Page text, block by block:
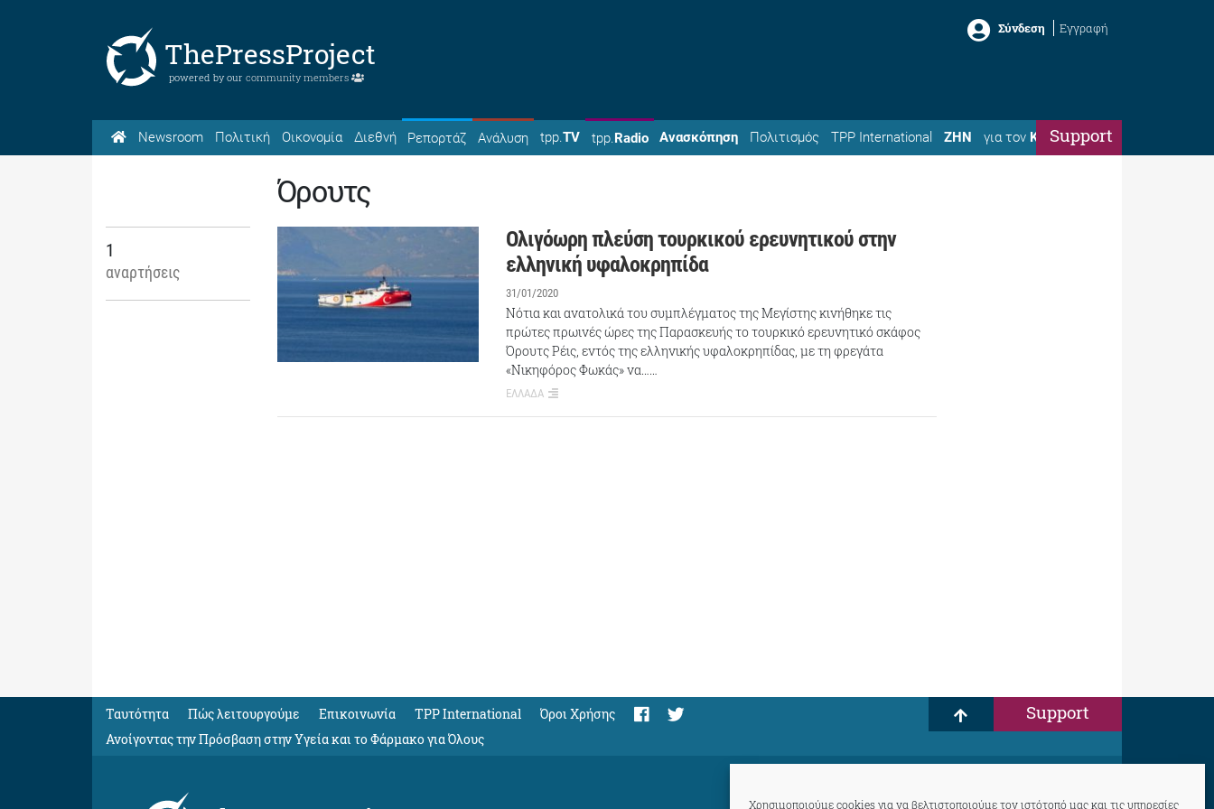
Χρησιμοποιούμε cookies για να βελτιστοποιούμε τον ιστότοπό μας και τις υπηρεσίες
ThePressProject
powered by our community members
Σύνδεση Εγγραφή
Newsroom Πολιτική Οικονομία Διεθνή Ρεπορτάζ Ανάλυση tpp.TV tpp.Radio Ανασκόπηση Πολιτισμός TPP International ΖΗΝ για τον ΚώσταSupport
Όρουτς
1
αναρτήσεις
Ολιγόωρη πλεύση τουρκικού ερευνητικού στην
ελληνική υφαλοκρηπίδα
31/01/2020
Νότια και ανατολικά του συμπλέγματος της Μεγίστης κινήθηκε τις
πρώτες πρωινές ώρες της Παρασκευής το τουρκικό ερευνητικό σκάφος
Όρουτς Ρέις, εντός της ελληνικής υφαλοκρηπίδας, με τη φρεγάτα
«Νικηφόρος Φωκάς» να……
ΕΛΛΑΔΑ
Ταυτότητα Πώς λειτουργούμε Eπικοινωνία TPP International
Όροι Χρήσης
Ανοίγοντας την Πρόσβαση στην Υγεία και το Φάρμακο για Όλους
Support